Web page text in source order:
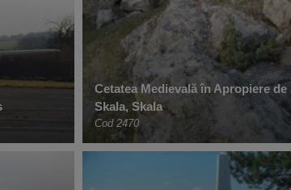
Cetatea Medievală în Apropiere de
Skala, Skala
Cod 2470